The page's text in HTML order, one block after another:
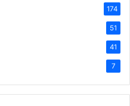
174
51
41
7